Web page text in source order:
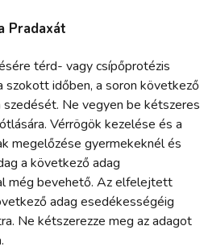
Pradaxát
térd- vagy csípőprotézis
időben, a soron következő
Ne vegyen be kétszeres
Vérrögök kezelése és a
megelőzése gyermekeknél és
a következő adag
még bevehető. Az elfelejtett
adag esedékességéig
Ne kétszerezze meg az adagot